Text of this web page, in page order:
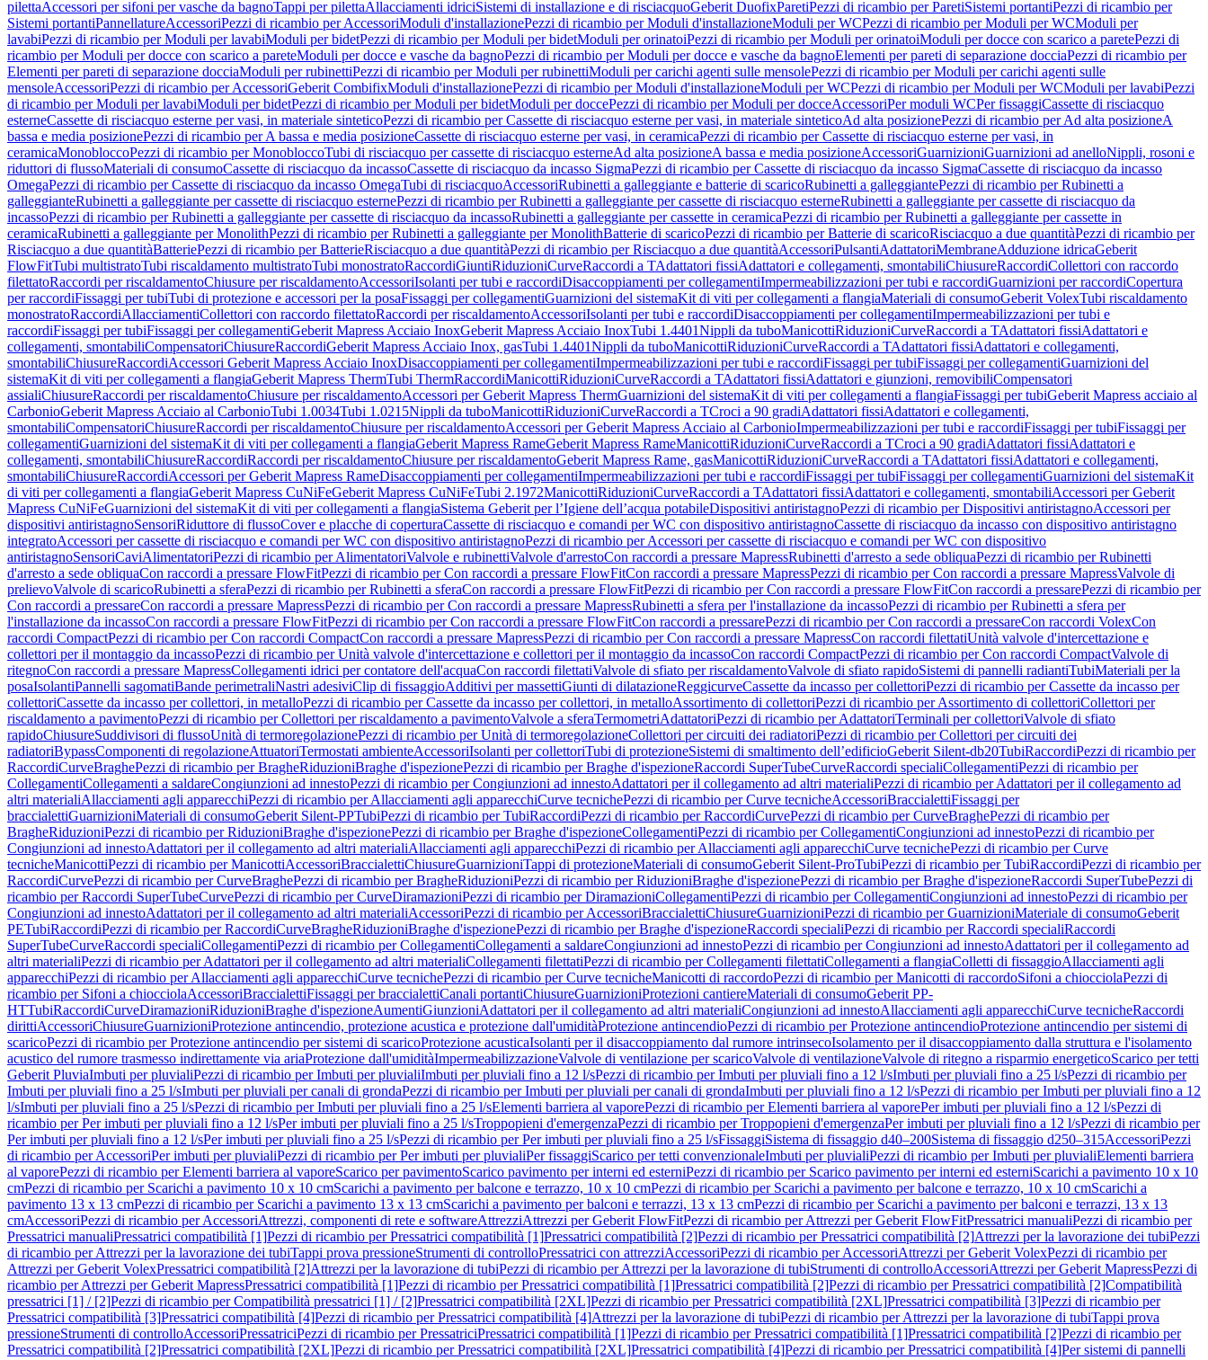
pilettaAccessori per sifoni per vasche da bagnoTappi per pilettaAllacciamenti idriciSistemi di installazione e di risciacquoGeberit DuofixParetiPezzi di ricambio per ParetiSistemi portantiPezzi di ricambio per
Sistemi portantiPannellatureAccessoriPezzi di ricambio per AccessoriModuli d'installazionePezzi di ricambio per Moduli d'installazioneModuli per WCPezzi di ricambio per Moduli per WCModuli per
lavabiPezzi di ricambio per Moduli per lavabiModuli per bidetPezzi di ricambio per Moduli per bidetModuli per orinatoiPezzi di ricambio per Moduli per orinatoiModuli per docce con scarico a paretePezzi di
ricambio per Moduli per docce con scarico a pareteModuli per docce e vasche da bagnoPezzi di ricambio per Moduli per docce e vasche da bagnoElementi per pareti di separazione docciaPezzi di ricambio per
Elementi per pareti di separazione docciaModuli per rubinettiPezzi di ricambio per Moduli per rubinettiModuli per carichi agenti sulle mensolePezzi di ricambio per Moduli per carichi agenti sulle
mensoleAccessoriPezzi di ricambio per AccessoriGeberit CombifixModuli d'installazionePezzi di ricambio per Moduli d'installazioneModuli per WCPezzi di ricambio per Moduli per WCModuli per lavabiPezzi
di ricambio per Moduli per lavabiModuli per bidetPezzi di ricambio per Moduli per bidetModuli per doccePezzi di ricambio per Moduli per docceAccessoriPer moduli WCPer fissaggiCassette di risciacquo
esterneCassette di risciacquo esterne per vasi, in materiale sinteticoPezzi di ricambio per Cassette di risciacquo esterne per vasi, in materiale sinteticoAd alta posizionePezzi di ricambio per Ad alta posizioneA
bassa e media posizionePezzi di ricambio per A bassa e media posizioneCassette di risciacquo esterne per vasi, in ceramicaPezzi di ricambio per Cassette di risciacquo esterne per vasi, in
ceramicaMonobloccoPezzi di ricambio per MonobloccoTubi di risciacquo per cassette di risciacquo esterneAd alta posizioneA bassa e media posizioneAccessoriGuarnizioniGuarnizioni ad anelloNippli, rosoni e
riduttori di flussoMateriali di consumoCassette di risciacquo da incassoCassette di risciacquo da incasso SigmaPezzi di ricambio per Cassette di risciacquo da incasso SigmaCassette di risciacquo da incasso
OmegaPezzi di ricambio per Cassette di risciacquo da incasso OmegaTubi di risciacquoAccessoriRubinetti a galleggiante e batterie di scaricoRubinetti a galleggiantePezzi di ricambio per Rubinetti a
galleggianteRubinetti a galleggiante per cassette di risciacquo esternePezzi di ricambio per Rubinetti a galleggiante per cassette di risciacquo esterneRubinetti a galleggiante per cassette di risciacquo da
incassoPezzi di ricambio per Rubinetti a galleggiante per cassette di risciacquo da incassoRubinetti a galleggiante per cassette in ceramicaPezzi di ricambio per Rubinetti a galleggiante per cassette in
ceramicaRubinetti a galleggiante per MonolithPezzi di ricambio per Rubinetti a galleggiante per MonolithBatterie di scaricoPezzi di ricambio per Batterie di scaricoRisciacquo a due quantitàPezzi di ricambio per
Risciacquo a due quantitàBatteriePezzi di ricambio per BatterieRisciacquo a due quantitàPezzi di ricambio per Risciacquo a due quantitàAccessoriPulsantiAdattatoriMembraneAdduzione idricaGeberit
FlowFitTubi multistratoTubi riscaldamento multistratoTubi monostratoRaccordiGiuntiRiduzioniCurveRaccordi a TAdattatori fissiAdattatori e collegamenti, smontabiliChiusureRaccordiCollettori con raccordo
filettatoRaccordi per riscaldamentoChiusure per riscaldamentoAccessoriIsolanti per tubi e raccordiDisaccoppiamenti per collegamentiImpermeabilizzazioni per tubi e raccordiGuarnizioni per raccordiCopertura
per raccordiFissaggi per tubiTubi di protezione e accessori per la posaFissaggi per collegamentiGuarnizioni del sistemaKit di viti per collegamenti a flangiaMateriali di consumoGeberit VolexTubi riscaldamento
monostratoRaccordiAllacciamentiCollettori con raccordo filettatoRaccordi per riscaldamentoAccessoriIsolanti per tubi e raccordiDisaccoppiamenti per collegamentiImpermeabilizzazioni per tubi e
raccordiFissaggi per tubiFissaggi per collegamentiGeberit Mapress Acciaio InoxGeberit Mapress Acciaio InoxTubi 1.4401Nippli da tuboManicottiRiduzioniCurveRaccordi a TAdattatori fissiAdattatori e
collegamenti, smontabiliCompensatoriChiusureRaccordiGeberit Mapress Acciaio Inox, gasTubi 1.4401Nippli da tuboManicottiRiduzioniCurveRaccordi a TAdattatori fissiAdattatori e collegamenti,
smontabiliChiusureRaccordiAccessori Geberit Mapress Acciaio InoxDisaccoppiamenti per collegamentiImpermeabilizzazioni per tubi e raccordiFissaggi per tubiFissaggi per collegamentiGuarnizioni del
sistemaKit di viti per collegamenti a flangiaGeberit Mapress ThermTubi ThermRaccordiManicottiRiduzioniCurveRaccordi a TAdattatori fissiAdattatori e giunzioni, removibiliCompensatori
assialiChiusureRaccordi per riscaldamentoChiusure per riscaldamentoAccessori per Geberit Mapress ThermGuarnizioni del sistemaKit di viti per collegamenti a flangiaFissaggi per tubiGeberit Mapress acciaio al
CarbonioGeberit Mapress Acciaio al CarbonioTubi 1.0034Tubi 1.0215Nippli da tuboManicottiRiduzioniCurveRaccordi a TCroci a 90 gradiAdattatori fissiAdattatori e collegamenti,
smontabiliCompensatoriChiusureRaccordi per riscaldamentoChiusure per riscaldamentoAccessori per Geberit Mapress Acciaio al CarbonioImpermeabilizzazioni per tubi e raccordiFissaggi per tubiFissaggi per
collegamentiGuarnizioni del sistemaKit di viti per collegamenti a flangiaGeberit Mapress RameGeberit Mapress RameManicottiRiduzioniCurveRaccordi a TCroci a 90 gradiAdattatori fissiAdattatori e
collegamenti, smontabiliChiusureRaccordiRaccordi per riscaldamentoChiusure per riscaldamentoGeberit Mapress Rame, gasManicottiRiduzioniCurveRaccordi a TAdattatori fissiAdattatori e collegamenti,
smontabiliChiusureRaccordiAccessori per Geberit Mapress RameDisaccoppiamenti per collegamentiImpermeabilizzazioni per tubi e raccordiFissaggi per tubiFissaggi per collegamentiGuarnizioni del sistemaKit
di viti per collegamenti a flangiaGeberit Mapress CuNiFeGeberit Mapress CuNiFeTubi 2.1972ManicottiRiduzioniCurveRaccordi a TAdattatori fissiAdattatori e collegamenti, smontabiliAccessori per Geberit
Mapress CuNiFeGuarnizioni del sistemaKit di viti per collegamenti a flangiaSistema Geberit per l’Igiene dell’acqua potabileDispositivi antiristagnoPezzi di ricambio per Dispositivi antiristagnoAccessori per
dispositivi antiristagnoSensoriRiduttore di flussoCover e placche di coperturaCassette di risciacquo e comandi per WC con dispositivo antiristagnoCassette di risciacquo da incasso con dispositivo antiristagno
integratoAccessori per cassette di risciacquo e comandi per WC con dispositivo antiristagnoPezzi di ricambio per Accessori per cassette di risciacquo e comandi per WC con dispositivo
antiristagnoSensoriCaviAlimentatoriPezzi di ricambio per AlimentatoriValvole e rubinettiValvole d'arrestoCon raccordi a pressare MapressRubinetti d'arresto a sede obliquaPezzi di ricambio per Rubinetti
d'arresto a sede obliquaCon raccordi a pressare FlowFitPezzi di ricambio per Con raccordi a pressare FlowFitCon raccordi a pressare MapressPezzi di ricambio per Con raccordi a pressare MapressValvole di
prelievoValvole di scaricoRubinetti a sferaPezzi di ricambio per Rubinetti a sferaCon raccordi a pressare FlowFitPezzi di ricambio per Con raccordi a pressare FlowFitCon raccordi a pressarePezzi di ricambio per
Con raccordi a pressareCon raccordi a pressare MapressPezzi di ricambio per Con raccordi a pressare MapressRubinetti a sfera per l'installazione da incassoPezzi di ricambio per Rubinetti a sfera per
l'installazione da incassoCon raccordi a pressare FlowFitPezzi di ricambio per Con raccordi a pressare FlowFitCon raccordi a pressarePezzi di ricambio per Con raccordi a pressareCon raccordi VolexCon
raccordi CompactPezzi di ricambio per Con raccordi CompactCon raccordi a pressare MapressPezzi di ricambio per Con raccordi a pressare MapressCon raccordi filettatiUnità valvole d'intercettazione e
collettori per il montaggio da incassoPezzi di ricambio per Unità valvole d'intercettazione e collettori per il montaggio da incassoCon raccordi CompactPezzi di ricambio per Con raccordi CompactValvole di
ritegnoCon raccordi a pressare MapressCollegamenti idrici per contatore dell'acquaCon raccordi filettatiValvole di sfiato per riscaldamentoValvole di sfiato rapidoSistemi di pannelli radiantiTubiMateriali per la
posaIsolantiPannelli sagomatiBande perimetraliNastri adesiviClip di fissaggioAdditivi per massettiGiunti di dilatazioneReggicurveCassette da incasso per collettoriPezzi di ricambio per Cassette da incasso per
collettoriCassette da incasso per collettori, in metalloPezzi di ricambio per Cassette da incasso per collettori, in metalloAssortimento di collettoriPezzi di ricambio per Assortimento di collettoriCollettori per
riscaldamento a pavimentoPezzi di ricambio per Collettori per riscaldamento a pavimentoValvole a sferaTermometriAdattatoriPezzi di ricambio per AdattatoriTerminali per collettoriValvole di sfiato
rapidoChiusureSuddivisori di flussoUnità di termoregolazionePezzi di ricambio per Unità di termoregolazioneCollettori per circuiti dei radiatoriPezzi di ricambio per Collettori per circuiti dei
radiatoriBypassComponenti di regolazioneAttuatoriTermostati ambienteAccessoriIsolanti per collettoriTubi di protezioneSistemi di smaltimento dell’edificioGeberit Silent-db20TubiRaccordiPezzi di ricambio per
RaccordiCurveBraghePezzi di ricambio per BragheRiduzioniBraghe d'ispezionePezzi di ricambio per Braghe d'ispezioneRaccordi SuperTubeCurveRaccordi specialiCollegamentiPezzi di ricambio per
CollegamentiCollegamenti a saldareCongiunzioni ad innestoPezzi di ricambio per Congiunzioni ad innestoAdattatori per il collegamento ad altri materialiPezzi di ricambio per Adattatori per il collegamento ad
altri materialiAllacciamenti agli apparecchiPezzi di ricambio per Allacciamenti agli apparecchiCurve tecnichePezzi di ricambio per Curve tecnicheAccessoriBraccialettiFissaggi per
braccialettiGuarnizioniMateriali di consumoGeberit Silent-PPTubiPezzi di ricambio per TubiRaccordiPezzi di ricambio per RaccordiCurvePezzi di ricambio per CurveBraghePezzi di ricambio per
BragheRiduzioniPezzi di ricambio per RiduzioniBraghe d'ispezionePezzi di ricambio per Braghe d'ispezioneCollegamentiPezzi di ricambio per CollegamentiCongiunzioni ad innestoPezzi di ricambio per
Congiunzioni ad innestoAdattatori per il collegamento ad altri materialiAllacciamenti agli apparecchiPezzi di ricambio per Allacciamenti agli apparecchiCurve tecnichePezzi di ricambio per Curve
tecnicheManicottiPezzi di ricambio per ManicottiAccessoriBraccialettiChiusureGuarnizioniTappi di protezioneMateriali di consumoGeberit Silent-ProTubiPezzi di ricambio per TubiRaccordiPezzi di ricambio per
RaccordiCurvePezzi di ricambio per CurveBraghePezzi di ricambio per BragheRiduzioniPezzi di ricambio per RiduzioniBraghe d'ispezionePezzi di ricambio per Braghe d'ispezioneRaccordi SuperTubePezzi di
ricambio per Raccordi SuperTubeCurvePezzi di ricambio per CurveDiramazioniPezzi di ricambio per DiramazioniCollegamentiPezzi di ricambio per CollegamentiCongiunzioni ad innestoPezzi di ricambio per
Congiunzioni ad innestoAdattatori per il collegamento ad altri materialiAccessoriPezzi di ricambio per AccessoriBraccialettiChiusureGuarnizioniPezzi di ricambio per GuarnizioniMateriale di consumoGeberit
PETubiRaccordiPezzi di ricambio per RaccordiCurveBragheRiduzioniBraghe d'ispezionePezzi di ricambio per Braghe d'ispezioneRaccordi specialiPezzi di ricambio per Raccordi specialiRaccordi
SuperTubeCurveRaccordi specialiCollegamentiPezzi di ricambio per CollegamentiCollegamenti a saldareCongiunzioni ad innestoPezzi di ricambio per Congiunzioni ad innestoAdattatori per il collegamento ad
altri materialiPezzi di ricambio per Adattatori per il collegamento ad altri materialiCollegamenti filettatiPezzi di ricambio per Collegamenti filettatiCollegamenti a flangiaColletti di fissaggioAllacciamenti agli
apparecchiPezzi di ricambio per Allacciamenti agli apparecchiCurve tecnichePezzi di ricambio per Curve tecnicheManicotti di raccordoPezzi di ricambio per Manicotti di raccordoSifoni a chiocciolaPezzi di
ricambio per Sifoni a chiocciolaAccessoriBraccialettiFissaggi per braccialettiCanali portantiChiusureGuarnizioniProtezioni cantiereMateriali di consumoGeberit PP-
HTTubiRaccordiCurveDiramazioniRiduzioniBraghe d'ispezioneAumentiGiunzioniAdattatori per il collegamento ad altri materialiCongiunzioni ad innestoAllacciamenti agli apparecchiCurve tecnicheRaccordi
dirittiAccessoriChiusureGuarnizioniProtezione antincendio, protezione acustica e protezione dall'umiditàProtezione antincendioPezzi di ricambio per Protezione antincendioProtezione antincendio per sistemi di
scaricoPezzi di ricambio per Protezione antincendio per sistemi di scaricoProtezione acusticaIsolanti per il disaccoppiamento dal rumore intrinsecoIsolamento per il disaccoppiamento dalla struttura e l'isolamento
acustico del rumore trasmesso indirettamente via ariaProtezione dall'umiditàImpermeabilizzazioneValvole di ventilazione per scaricoValvole di ventilazioneValvole di ritegno a risparmio energeticoScarico per tetti
Geberit PluviaImbuti per pluvialiPezzi di ricambio per Imbuti per pluvialiImbuti per pluviali fino a 12 l/sPezzi di ricambio per Imbuti per pluviali fino a 12 l/sImbuti per pluviali fino a 25 l/sPezzi di ricambio per
Imbuti per pluviali fino a 25 l/sImbuti per pluviali per canali di grondaPezzi di ricambio per Imbuti per pluviali per canali di grondaImbuti per pluviali fino a 12 l/sPezzi di ricambio per Imbuti per pluviali fino a 12
l/sImbuti per pluviali fino a 25 l/sPezzi di ricambio per Imbuti per pluviali fino a 25 l/sElementi barriera al vaporePezzi di ricambio per Elementi barriera al vaporePer imbuti per pluviali fino a 12 l/sPezzi di
ricambio per Per imbuti per pluviali fino a 12 l/sPer imbuti per pluviali fino a 25 l/sTroppopieni d'emergenzaPezzi di ricambio per Troppopieni d'emergenzaPer imbuti per pluviali fino a 12 l/sPezzi di ricambio per
Per imbuti per pluviali fino a 12 l/sPer imbuti per pluviali fino a 25 l/sPezzi di ricambio per Per imbuti per pluviali fino a 25 l/sFissaggiSistema di fissaggio d40–200Sistema di fissaggio d250–315AccessoriPezzi
di ricambio per AccessoriPer imbuti per pluvialiPezzi di ricambio per Per imbuti per pluvialiPer fissaggiScarico per tetti convenzionaleImbuti per pluvialiPezzi di ricambio per Imbuti per pluvialiElementi barriera
al vaporePezzi di ricambio per Elementi barriera al vaporeScarico per pavimentoScarico pavimento per interni ed esterniPezzi di ricambio per Scarico pavimento per interni ed esterniScarichi a pavimento 10 x 10
cmPezzi di ricambio per Scarichi a pavimento 10 x 10 cmScarichi a pavimento per balcone e terrazzo, 10 x 10 cmPezzi di ricambio per Scarichi a pavimento per balcone e terrazzo, 10 x 10 cmScarichi a
pavimento 13 x 13 cmPezzi di ricambio per Scarichi a pavimento 13 x 13 cmScarichi a pavimento per balconi e terrazzi, 13 x 13 cmPezzi di ricambio per Scarichi a pavimento per balconi e terrazzi, 13 x 13
cmAccessoriPezzi di ricambio per AccessoriAttrezzi, componenti di rete e softwareAttrezziAttrezzi per Geberit FlowFitPezzi di ricambio per Attrezzi per Geberit FlowFitPressatrici manualiPezzi di ricambio per
Pressatrici manualiPressatrici compatibilità [1]Pezzi di ricambio per Pressatrici compatibilità [1]Pressatrici compatibilità [2]Pezzi di ricambio per Pressatrici compatibilità [2]Attrezzi per la lavorazione dei tubiPezzi
di ricambio per Attrezzi per la lavorazione dei tubiTappi prova pressioneStrumenti di controlloPressatrici con attrezziAccessoriPezzi di ricambio per AccessoriAttrezzi per Geberit VolexPezzi di ricambio per
Attrezzi per Geberit VolexPressatrici compatibilità [2]Attrezzi per la lavorazione di tubiPezzi di ricambio per Attrezzi per la lavorazione di tubiStrumenti di controlloAccessoriAttrezzi per Geberit MapressPezzi di
ricambio per Attrezzi per Geberit MapressPressatrici compatibilità [1]Pezzi di ricambio per Pressatrici compatibilità [1]Pressatrici compatibilità [2]Pezzi di ricambio per Pressatrici compatibilità [2]Compatibilità
pressatrici [1] / [2]Pezzi di ricambio per Compatibilità pressatrici [1] / [2]Pressatrici compatibilità [2XL]Pezzi di ricambio per Pressatrici compatibilità [2XL]Pressatrici compatibilità [3]Pezzi di ricambio per
Pressatrici compatibilità [3]Pressatrici compatibilità [4]Pezzi di ricambio per Pressatrici compatibilità [4]Attrezzi per la lavorazione di tubiPezzi di ricambio per Attrezzi per la lavorazione di tubiTappi prova
pressioneStrumenti di controlloAccessoriPressatriciPezzi di ricambio per PressatriciPressatrici compatibilità [1]Pezzi di ricambio per Pressatrici compatibilità [1]Pressatrici compatibilità [2]Pezzi di ricambio per
Pressatrici compatibilità [2]Pressatrici compatibilità [2XL]Pezzi di ricambio per Pressatrici compatibilità [2XL]Pressatrici compatibilità [4]Pezzi di ricambio per Pressatrici compatibilità [4]Per sistemi di pannelli